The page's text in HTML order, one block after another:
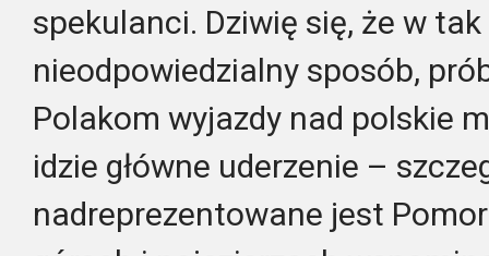
spekulanci. Dziwię się, że w
nieodpowiedzialny sposób,
Polakom wyjazdy nad polskie
idzie główne uderzenie –
nadreprezentowane jest